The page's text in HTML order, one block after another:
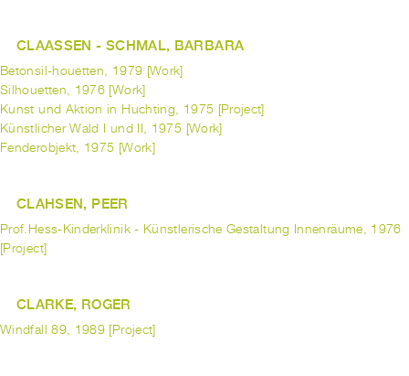
CLAASSEN - SCHMAL, BARBARA
Betonsil-houetten, 1979 [Work]
Silhouetten, 1976 [Work]
Kunst und Aktion in Huchting, 1975 [Project]
Künstlicher Wald I und II, 1975 [Work]
Fenderobjekt, 1975 [Work]
CLAHSEN, PEER
Prof.Hess-Kinderklinik - Künstlerische Gestaltung Innenräume, 1976
[Project]
CLARKE, ROGER
Windfall 89, 1989 [Project]